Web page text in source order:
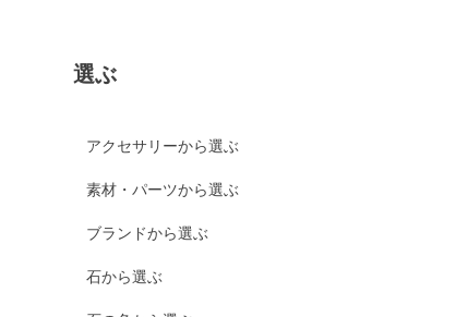
選ぶ
アクセサリーから選ぶ
素材・パーツから選ぶ
ブランドから選ぶ
石から選ぶ